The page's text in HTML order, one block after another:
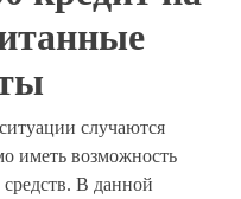
случаются
иметь возможность
В данной